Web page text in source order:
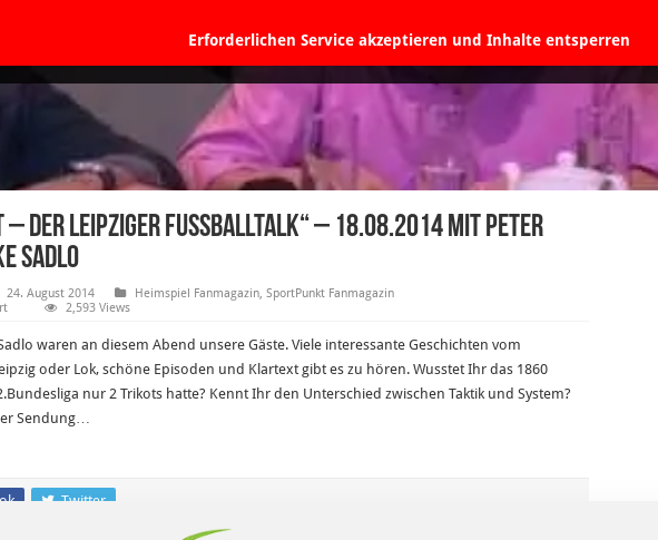
Erforderlichen Service akzeptieren und Inhalte entsperren
– der Leipziger Fussballtalk“ – 18.08.2014 mit Peter
Sadlo
24. August 2014 Heimspiel Fanmagazin, SportPunkt Fanmagazin
für
der
Leipziger
Fussballtalk“
–
mit
Sadlo
2,593 Views
waren an diesem Abend unsere Gäste. Viele interessante Geschichten vom
oder Lok, schöne Episoden und Klartext gibt es zu hören. Wusstet Ihr das 1860
nur 2 Trikots hatte? Kennt Ihr den Unterschied zwischen Taktik und System?
Sendung…
Twitter